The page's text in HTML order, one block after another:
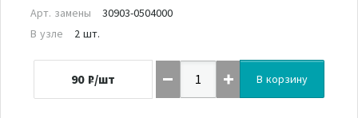
Арт. замены
30903-0504000
В узле
2 шт.
90 ₽/шт В корзину